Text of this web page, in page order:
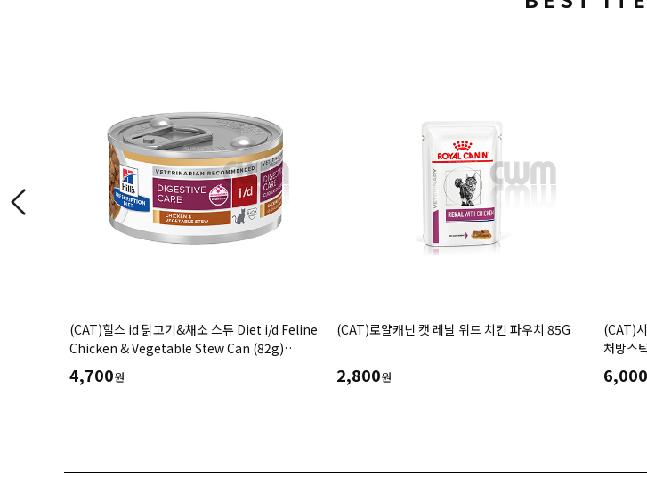
(CAT)힐스 id 닭고기&채소 스튜 Diet i/d Feline
Chicken & Vegetable Stew Can (82g)
위장관계질환,소화기질환-처방습식,처방캔
4,700원
(CAT)로얄캐닌 캣 레날 위드 치킨 파우치 85G
2,800원
(CAT)
처방스
6,000